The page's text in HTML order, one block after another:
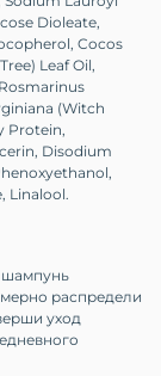
Dioleate,
Cocos
Leaf Oil,
(Witch
Protein,
Disodium
Linalool.
распредели
уход